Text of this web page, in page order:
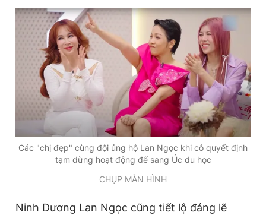
Các "chị đẹp" cùng đội ủng hộ Lan Ngọc khi cô quyết định
tạm dừng hoạt động để sang Úc du học
CHỤP MÀN HÌNH
Ninh Dương Lan Ngọc cũng tiết lộ đáng lẽ